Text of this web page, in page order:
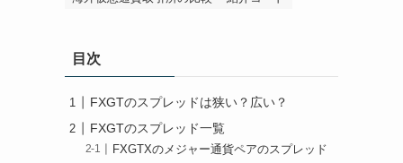
目次
FXGTのスプレッドは狭い？広い？
FXGTのスプレッド一覧
FXGTXのメジャー通貨ペアのスプレッド